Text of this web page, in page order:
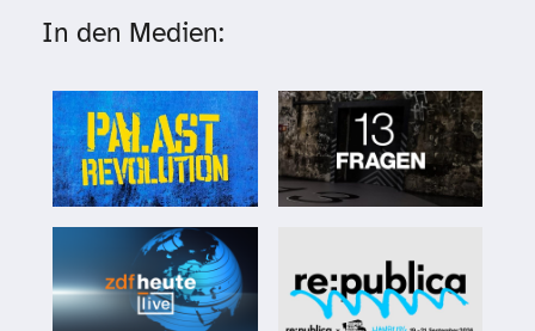
In den Medien: